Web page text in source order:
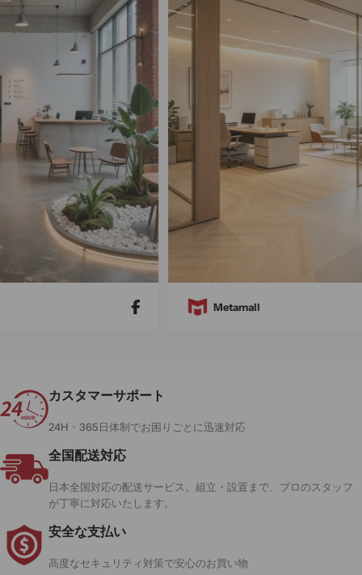
Metamall
カスタマーサポート
24H・365日体制でお困りごとに迅速対応
全国配送対応
日本全国対応の配送サービス。組立・設置まで、プロのスタッフ
が丁寧に対応いたします。
安全な支払い
高度なセキュリティ対策で安心のお買い物